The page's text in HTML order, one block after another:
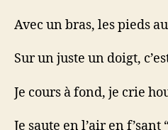
Avec un bras, les pieds
Sur un juste un doigt,
Je cours à fond, je crie
Je saute en l’air en f’sant